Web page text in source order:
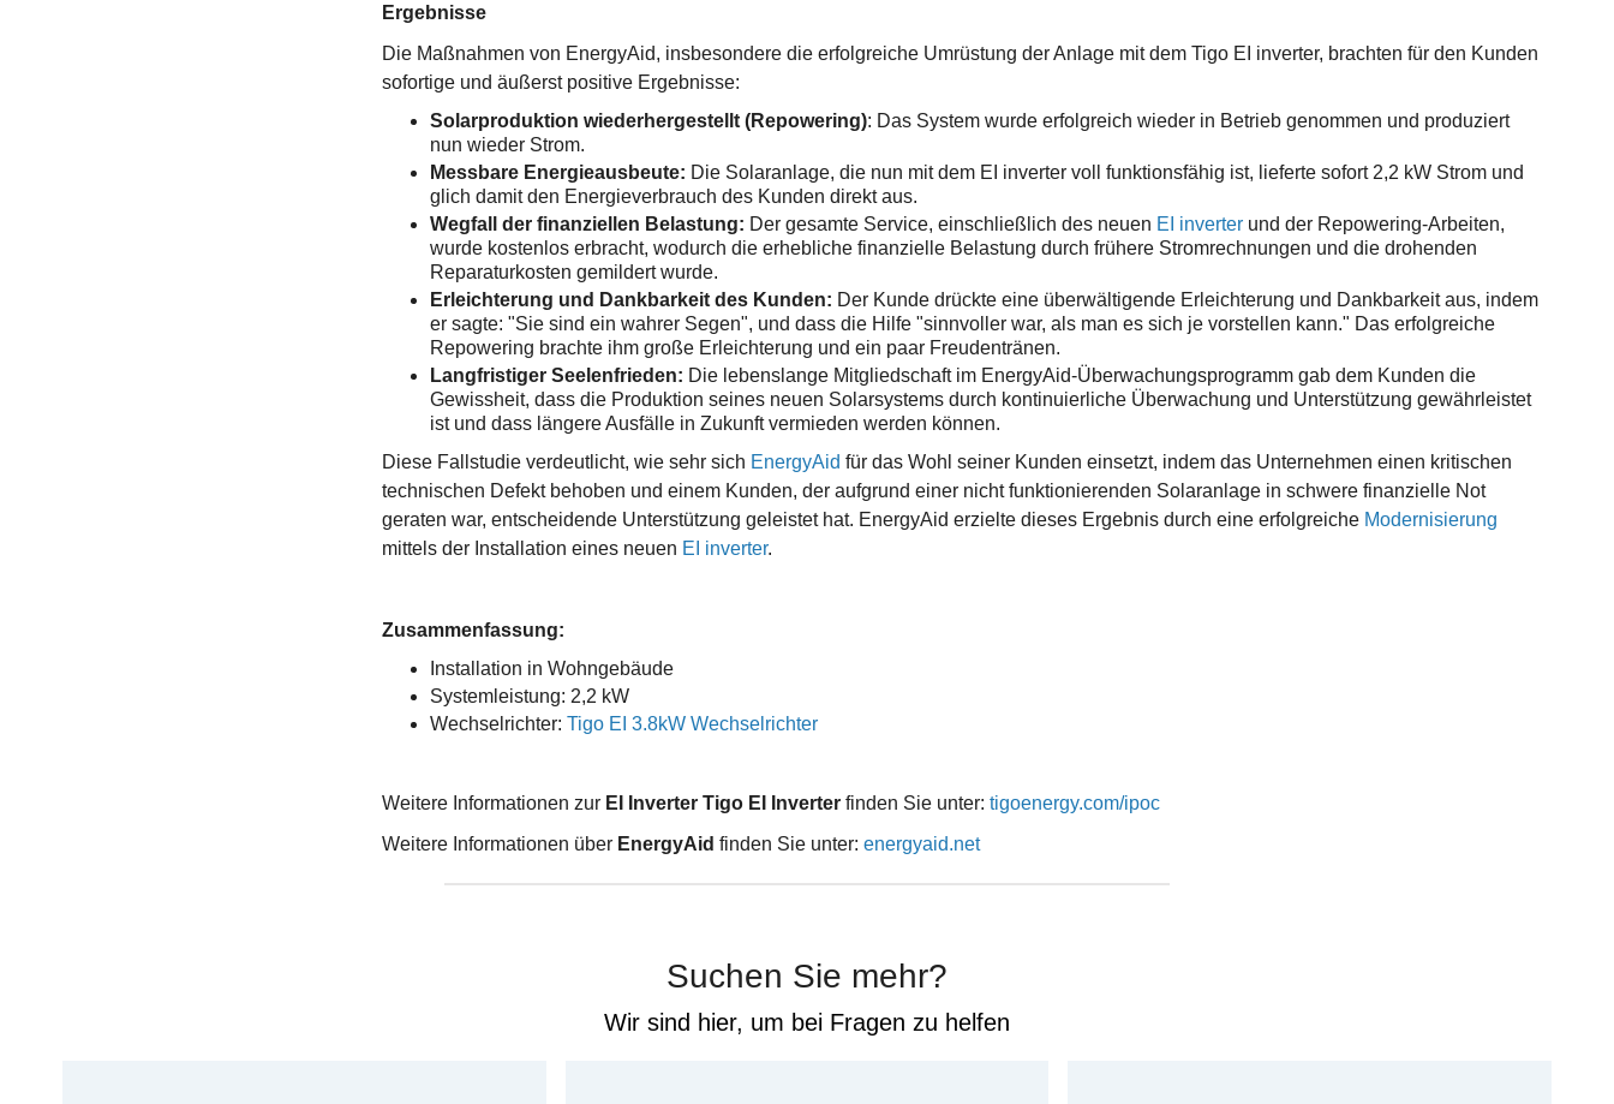
Ergebnisse
Die Maßnahmen von EnergyAid, insbesondere die erfolgreiche Umrüstung der Anlage mit dem Tigo EI inverter, brachten für den Kunden
sofortige und äußerst positive Ergebnisse:
Solarproduktion wiederhergestellt (Repowering): Das System wurde erfolgreich wieder in Betrieb genommen und produziert
nun wieder Strom.
Messbare Energieausbeute: Die Solaranlage, die nun mit dem EI inverter voll funktionsfähig ist, lieferte sofort 2,2 kW Strom und
glich damit den Energieverbrauch des Kunden direkt aus.
Wegfall der finanziellen Belastung: Der gesamte Service, einschließlich des neuen EI inverterund der Repowering-Arbeiten,
wurde kostenlos erbracht, wodurch die erhebliche finanzielle Belastung durch frühere Stromrechnungen und die drohenden
Reparaturkosten gemildert wurde.
Erleichterung und Dankbarkeit des Kunden: Der Kunde drückte eine überwältigende Erleichterung und Dankbarkeit aus, indem
er sagte: "Sie sind ein wahrer Segen", und dass die Hilfe "sinnvoller war, als man es sich je vorstellen kann." Das erfolgreiche
Repowering brachte ihm große Erleichterung und ein paar Freudentränen.
Langfristiger Seelenfrieden: Die lebenslange Mitgliedschaft im EnergyAid-Überwachungsprogramm gab dem Kunden die
Gewissheit, dass die Produktion seines neuen Solarsystems durch kontinuierliche Überwachung und Unterstützung gewährleistet
ist und dass längere Ausfälle in Zukunft vermieden werden können.
Diese Fallstudie verdeutlicht, wie sehr sich EnergyAid für das Wohl seiner Kunden einsetzt, indem das Unternehmen einen kritischen
technischen Defekt behoben und einem Kunden, der aufgrund einer nicht funktionierenden Solaranlage in schwere finanzielle Not
geraten war, entscheidende Unterstützung geleistet hat. EnergyAid erzielte dieses Ergebnis durch eine erfolgreiche Modernisierung
mittels der Installation eines neuen EI inverter.
Zusammenfassung:
Installation in Wohngebäude
Systemleistung: 2,2 kW
Wechselrichter: Tigo EI 3.8kW Wechselrichter
Weitere Informationen zur EI Inverter Tigo EI Inverter finden Sie unter: tigoenergy.com/ipoc
Weitere Informationen über EnergyAid finden Sie unter: energyaid.net
Suchen Sie mehr?
Wir sind hier, um bei Fragen zu helfen